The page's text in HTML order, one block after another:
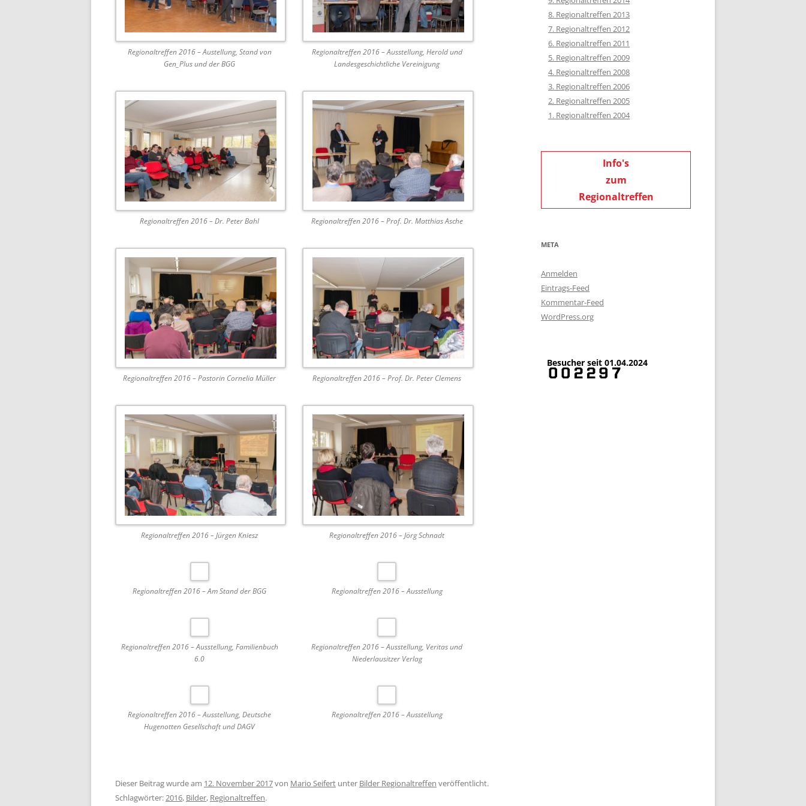
Regionaltreffen 2016 – Austellung, Stand von
Gen_Plus und der BGG
Regionaltreffen 2016 – Ausstellung, Herold und
Landesgeschichtliche Vereinigung
Regionaltreffen 2016 – Dr. Peter Bahl Regionaltreffen 2016 – Prof. Dr. Matthias Asche
Regionaltreffen 2016 – Pastorin Cornelia Müller Regionaltreffen 2016 – Prof. Dr. Peter Clemens
Regionaltreffen 2016 – Jürgen Kniesz Regionaltreffen 2016 – Jörg Schnadt
Regionaltreffen 2016 – Am Stand der BGG Regionaltreffen 2016 – Ausstellung
Regionaltreffen 2016 – Ausstellung, Familienbuch
6.0
Regionaltreffen 2016 – Ausstellung, Veritas und
Niederlausitzer Verlag
Regionaltreffen 2016 – Ausstellung, Deutsche
Hugenotten Gesellschaft und DAGV
Regionaltreffen 2016 – Ausstellung
Dieser Beitrag wurde am 12. November 2017von Mario Seifert unter Bilder Regionaltreffen veröffentlicht.
Schlagwörter:2016, Bilder, Regionaltreffen.
8. Regionaltreffen 2013
7. Regionaltreffen 2012
6. Regionaltreffen 2011
5. Regionaltreffen 2009
4. Regionaltreffen 2008
3. Regionaltreffen 2006
2. Regionaltreffen 2005
1. Regionaltreffen 2004
Info's
zum
Regionaltreffen
META
Anmelden
Eintrags-Feed
Kommentar-Feed
WordPress.org
Besucher seit 01.04.2024